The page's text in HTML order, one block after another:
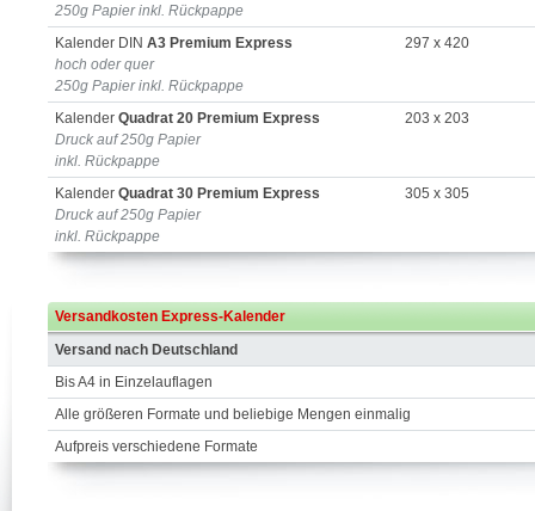
250g Papier inkl. Rückpappe
Kalender DIN A3 Premium Express
hoch oder quer
250g Papier inkl. Rückpappe
297 x 420
Kalender Quadrat 20 Premium Express
Druck auf 250g Papier
inkl. Rückpappe
203 x 203
Kalender Quadrat 30 Premium Express
Druck auf 250g Papier
inkl. Rückpappe
305 x 305
Versandkosten Express-Kalender
Versand nach Deutschland
Bis A4 in Einzelauflagen
Alle größeren Formate und beliebige Mengen einmalig
Aufpreis verschiedene Formate